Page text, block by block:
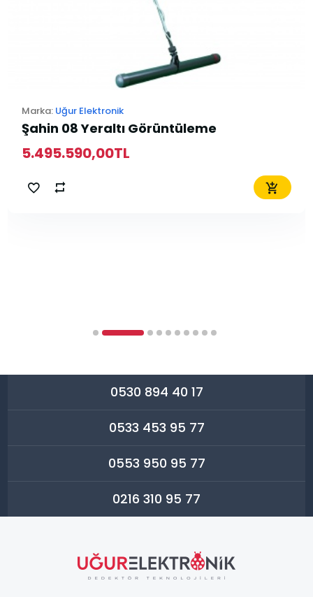
Marka: Uğur Elektronik
Şahin 08 Yeraltı Görüntüleme
5.495.590,00TL
0530 894 40 17
0533 453 95 77
0553 950 95 77
0216 310 95 77